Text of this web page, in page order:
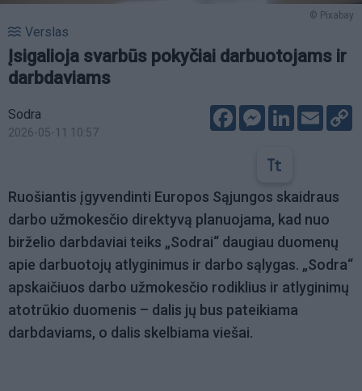
© Pixabay
Verslas
Įsigalioja svarbūs pokyčiai darbuotojams ir
darbdaviams
Sodra
2026-05-11 10:57
FacebookMessenger
LinkedIn
Email
Ruošiantis įgyvendinti Europos Sąjungos skaidraus
darbo užmokesčio direktyvą planuojama, kad nuo
birželio darbdaviai teiks „Sodrai“ daugiau duomenų
apie darbuotojų atlyginimus ir darbo sąlygas. „Sodra“
apskaičiuos darbo užmokesčio rodiklius ir atlyginimų
atotrūkio duomenis – dalis jų bus pateikiama
darbdaviams, o dalis skelbiama viešai.